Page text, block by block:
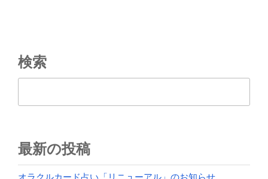
ン
検索
最新の投稿
オラクルカード占い「リニューアル」のお知らせ